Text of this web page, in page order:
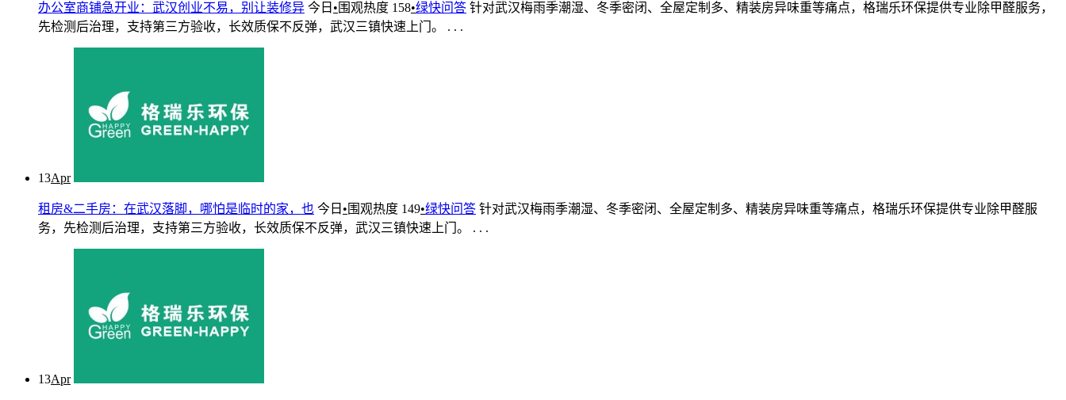
办公室商铺急开业：武汉创业不易，别让装修异 今日 • 围观热度 158•绿快问答 针对武汉梅雨季潮湿、冬季密闭、全屋定制多、精装房异味重等痛点，格瑞乐环保提供专业除甲醛服务，
先检测后治理，支持第三方验收，长效质保不反弹，武汉三镇快速上门。 . . .
13Apr
租房&二手房：在武汉落脚，哪怕是临时的家，也 今日 • 围观热度 149•绿快问答 针对武汉梅雨季潮湿、冬季密闭、全屋定制多、精装房异味重等痛点，格瑞乐环保提供专业除甲醛服
务，先检测后治理，支持第三方验收，长效质保不反弹，武汉三镇快速上门。 . . .
13Apr